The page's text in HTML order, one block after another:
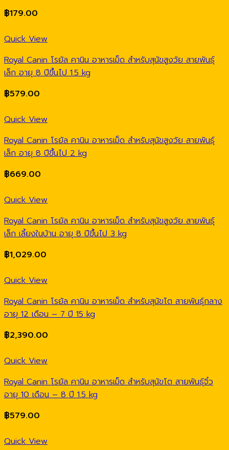
฿179.00
Quick View
Royal Canin โรยัล คานิน อาหารเม็ด สำหรับสุนัขสูงวัย สายพันธุ์
เล็ก อายุ 8 ปีขึ้นไป 1.5 kg
฿579.00
Quick View
Royal Canin โรยัล คานิน อาหารเม็ด สำหรับสุนัขสูงวัย สายพันธุ์
เล็ก อายุ 8 ปีขึ้นไป 2 kg
฿669.00
Quick View
Royal Canin โรยัล คานิน อาหารเม็ด สำหรับสุนัขสูงวัย สายพันธุ์
เล็ก เลี้ยงในบ้าน อายุ 8 ปีขึ้นไป 3 kg
฿1,029.00
Quick View
Royal Canin โรยัล คานิน อาหารเม็ด สำหรับสุนัขโต สายพันธุ์กลาง
อายุ 12 เดือน – 7 ปี 15 kg
฿2,390.00
Quick View
Royal Canin โรยัล คานิน อาหารเม็ด สำหรับสุนัขโต สายพันธุ์จิ๋ว
อายุ 10 เดือน – 8 ปี 1.5 kg
฿579.00
Quick View